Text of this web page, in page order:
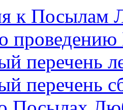
к Посылам
перечень
перечень